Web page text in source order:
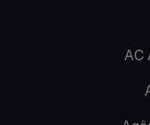
Time Lapses
AC